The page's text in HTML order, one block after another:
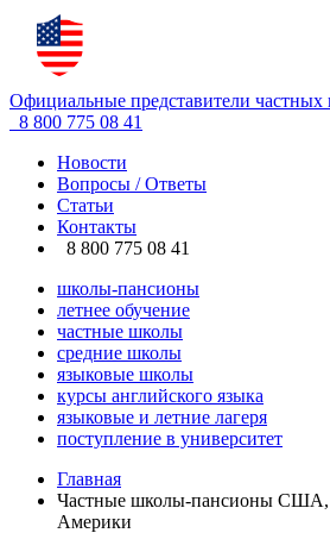
Официальные представители
8 800 775 08 41
Новости
Вопросы / Ответы
Статьи
Контакты
8 800 775 08 41
школы-пансионы
летнее обучение
частные школы
средние школы
языковые школы
курсы английского языка
языковые и летние лагеря
поступление в университет
Главная
Частные школы-пансионы США,
Америки